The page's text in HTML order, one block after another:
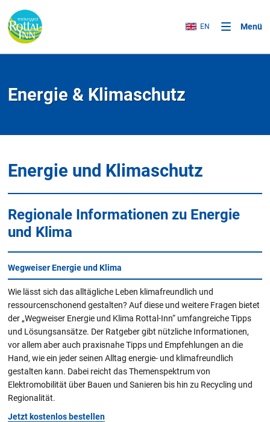
EN Menü
Energie & Klimaschutz
Energie und Klimaschutz
Regionale Informationen zu Energie
und Klima
Wegweiser Energie und Klima
Wie lässt sich das alltägliche Leben klimafreundlich und
ressourcenschonend gestalten? Auf diese und weitere Fragen bietet
der „Wegweiser Energie und Klima Rottal-Inn“ umfangreiche Tipps
und Lösungsansätze. Der Ratgeber gibt nützliche Informationen,
vor allem aber auch praxisnahe Tipps und Empfehlungen an die
Hand, wie ein jeder seinen Alltag energie- und klimafreundlich
gestalten kann. Dabei reicht das Themenspektrum von
Elektromobilität über Bauen und Sanieren bis hin zu Recycling und
Regionalität.
Jetzt kostenlos bestellen